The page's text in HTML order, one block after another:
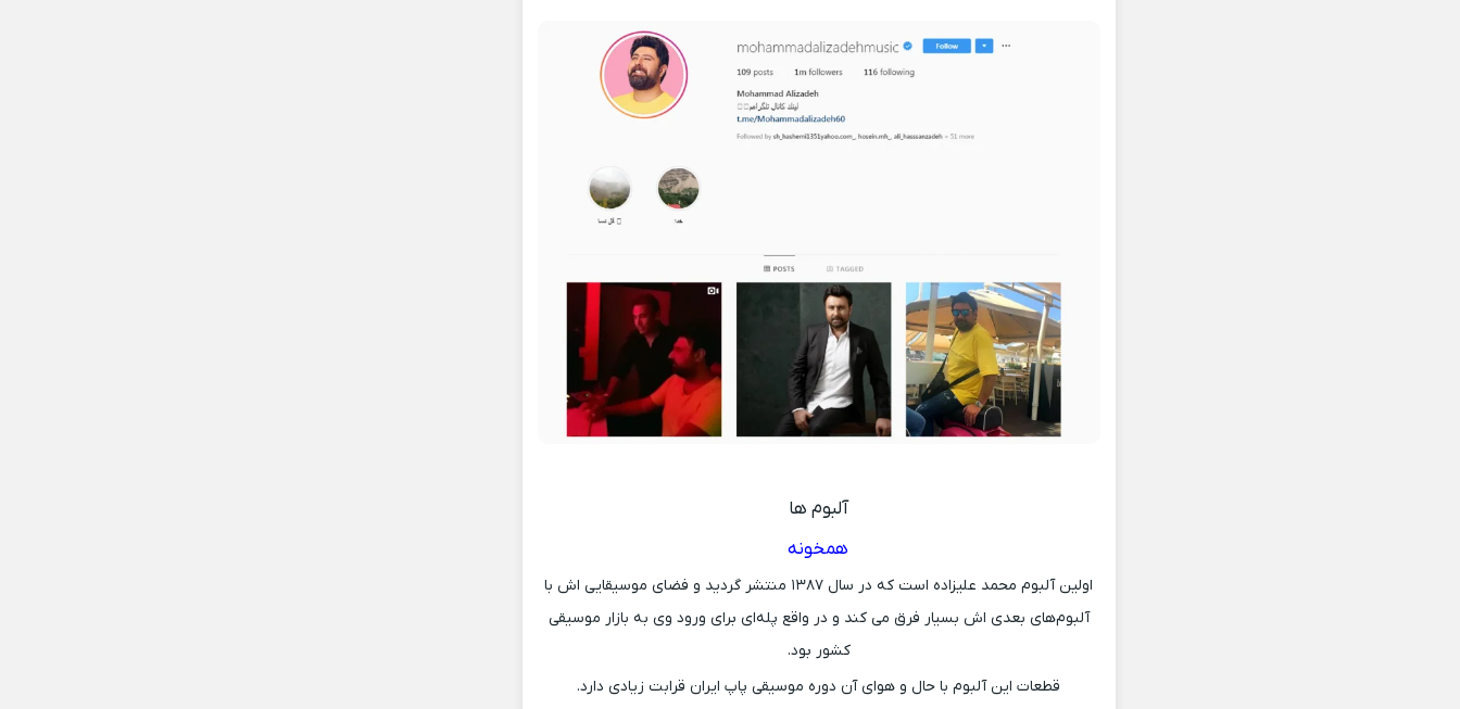
آلبوم ها
همخونه
اولین آلبوم محمد علیزاده است که در سال ۱۳۸۷ منتشر گردید و فضای موسیقایی اش با
آلبوم‌های بعدی اش بسیار فرق می‌ کند و در واقع پله‌ای برای ورود وی به بازار موسیقی
کشور بود.
قطعات این آلبوم با حال و هوای آن دوره موسیقی پاپ ایران قرابت زیادی دارد.